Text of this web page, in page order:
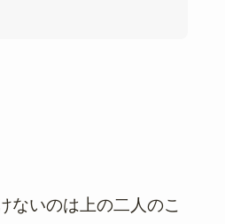
ないのは上の二人のこ